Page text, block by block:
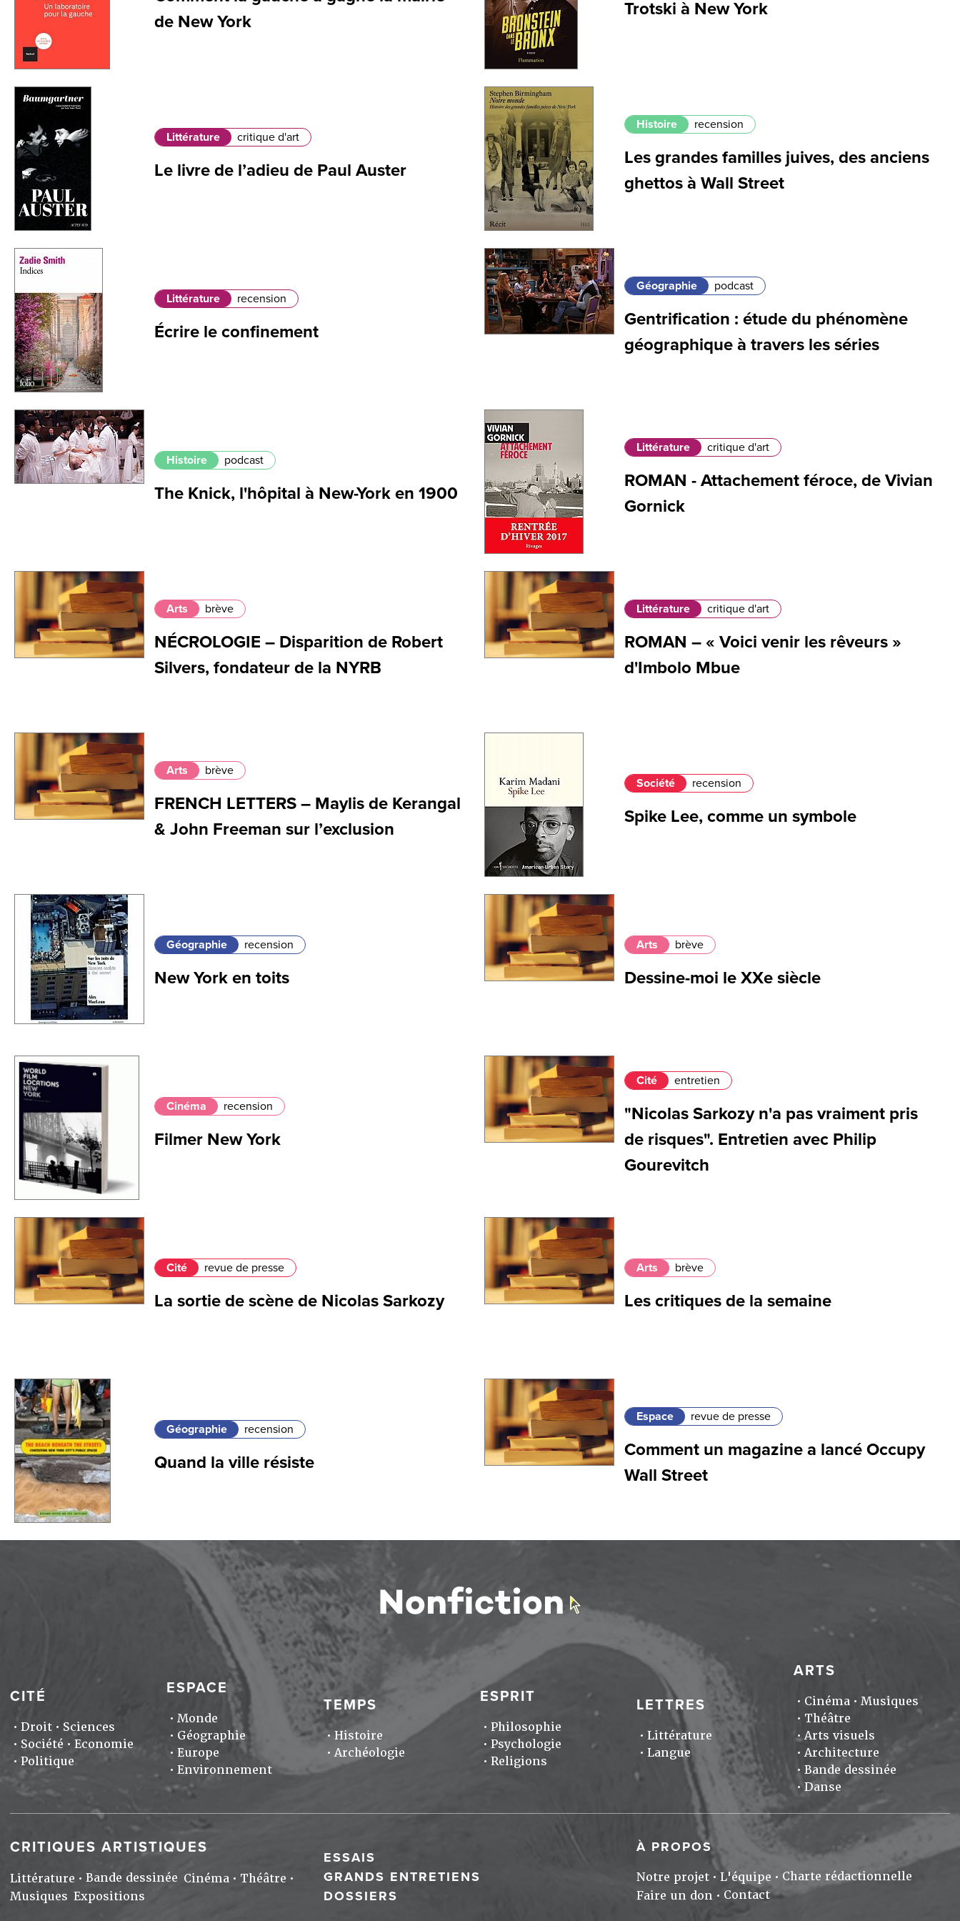
de New York
Trotski à New York
Littérature critique d'art
Le livre de l’adieu de Paul Auster
Histoire recension
Les grandes familles juives, des anciens
ghettos à Wall Street
Littérature recension
Écrire le confinement
Géographie podcast
Gentrification : étude du phénomène
géographique à travers les séries
Histoire podcast
The Knick, l'hôpital à New-York en 1900
Littérature critique d'art
ROMAN - Attachement féroce, de Vivian
Gornick
Arts brève
NÉCROLOGIE – Disparition de Robert
Silvers, fondateur de la NYRB
Littérature critique d'art
ROMAN – « Voici venir les rêveurs »
d'Imbolo Mbue
Arts brève
FRENCH LETTERS – Maylis de Kerangal
& John Freeman sur l’exclusion
Société recension
Spike Lee, comme un symbole
Géographie recension
New York en toits
Arts brève
Dessine-moi le XXe siècle
Cinéma recension
Filmer New York
Cité entretien
"Nicolas Sarkozy n'a pas vraiment pris
de risques". Entretien avec Philip
Gourevitch
Cité revue de presse
La sortie de scène de Nicolas Sarkozy
Arts brève
Les critiques de la semaine
Géographie recension
Quand la ville résiste
Espace revue de presse
Comment un magazine a lancé Occupy
Wall Street
CITÉ
Droit
Sciences
Société
Economie
Politique
ESPACE
Monde
Géographie
Europe
Environnement
TEMPS
Histoire
Archéologie
ESPRIT
Philosophie
Psychologie
Religions
LETTRES
Littérature
Langue
ARTS
Cinéma
Musiques
Théâtre
Arts visuels
Architecture
Bande dessinée
Danse
CRITIQUES ARTISTIQUES
Littérature Bande dessinée Cinéma
Théâtre
Musiques Expositions
ESSAIS
GRANDS ENTRETIENS
DOSSIERS
À PROPOS
Notre projet L'équipe
Charte rédactionnelle
Faire un don
Contact